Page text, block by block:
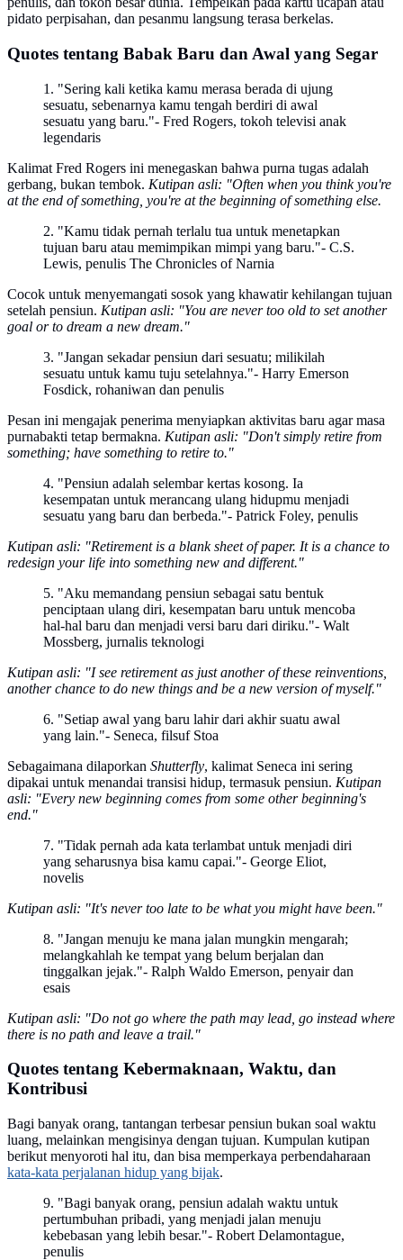
pidato perpisahan, dan pesanmu langsung terasa berkelas.
Quotes tentang Babak Baru dan Awal yang Segar
1. "Sering kali ketika kamu merasa berada di ujung
sesuatu, sebenarnya kamu tengah berdiri di awal
sesuatu yang baru."- Fred Rogers, tokoh televisi anak
legendaris
Kalimat Fred Rogers ini menegaskan bahwa purna tugas adalah
gerbang, bukan tembok. Kutipan asli: "Often when you think you're
at the end of something, you're at the beginning of something else.
2. "Kamu tidak pernah terlalu tua untuk menetapkan
tujuan baru atau memimpikan mimpi yang baru."- C.S.
Lewis, penulis The Chronicles of Narnia
Cocok untuk menyemangati sosok yang khawatir kehilangan tujuan
setelah pensiun. Kutipan asli: "You are never too old to set another
goal or to dream a new dream."
3. "Jangan sekadar pensiun dari sesuatu; milikilah
sesuatu untuk kamu tuju setelahnya."- Harry Emerson
Fosdick, rohaniwan dan penulis
Pesan ini mengajak penerima menyiapkan aktivitas baru agar masa
purnabakti tetap bermakna. Kutipan asli: "Don't simply retire from
something; have something to retire to."
4. "Pensiun adalah selembar kertas kosong. Ia
kesempatan untuk merancang ulang hidupmu menjadi
sesuatu yang baru dan berbeda."- Patrick Foley, penulis
Kutipan asli: "Retirement is a blank sheet of paper. It is a chance to
redesign your life into something new and different."
5. "Aku memandang pensiun sebagai satu bentuk
penciptaan ulang diri, kesempatan baru untuk mencoba
hal-hal baru dan menjadi versi baru dari diriku."- Walt
Mossberg, jurnalis teknologi
Kutipan asli: "I see retirement as just another of these reinventions,
another chance to do new things and be a new version of myself."
6. "Setiap awal yang baru lahir dari akhir suatu awal
yang lain."- Seneca, filsuf Stoa
Sebagaimana dilaporkan Shutterfly, kalimat Seneca ini sering
dipakai untuk menandai transisi hidup, termasuk pensiun. Kutipan
asli: "Every new beginning comes from some other beginning's
end."
7. "Tidak pernah ada kata terlambat untuk menjadi diri
yang seharusnya bisa kamu capai."- George Eliot,
novelis
Kutipan asli: "It's never too late to be what you might have been."
8. "Jangan menuju ke mana jalan mungkin mengarah;
melangkahlah ke tempat yang belum berjalan dan
tinggalkan jejak."- Ralph Waldo Emerson, penyair dan
esais
Kutipan asli: "Do not go where the path may lead, go instead where
there is no path and leave a trail."
Quotes tentang Kebermaknaan, Waktu, dan
Kontribusi
Bagi banyak orang, tantangan terbesar pensiun bukan soal waktu
luang, melainkan mengisinya dengan tujuan. Kumpulan kutipan
berikut menyoroti hal itu, dan bisa memperkaya perbendaharaan
kata-kata perjalanan hidup yang bijak.
9. "Bagi banyak orang, pensiun adalah waktu untuk
pertumbuhan pribadi, yang menjadi jalan menuju
kebebasan yang lebih besar."- Robert Delamontague,
penulis